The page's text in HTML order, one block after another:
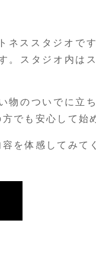
ネススタジオで
。スタジオ内は
物のついでに立
でも安心して始
を体感してみて